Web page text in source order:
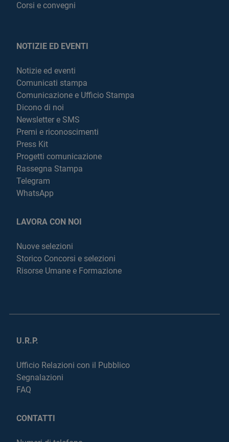
Corsi e convegni
NOTIZIE ED EVENTI
Notizie ed eventi
Comunicati stampa
Comunicazione e Ufficio Stampa
Dicono di noi
Newsletter e SMS
Premi e riconoscimenti
Press Kit
Progetti comunicazione
Rassegna Stampa
Telegram
WhatsApp
LAVORA CON NOI
Nuove selezioni
Storico Concorsi e selezioni
Risorse Umane e Formazione
U.R.P.
Ufficio Relazioni con il Pubblico
Segnalazioni
FAQ
CONTATTI